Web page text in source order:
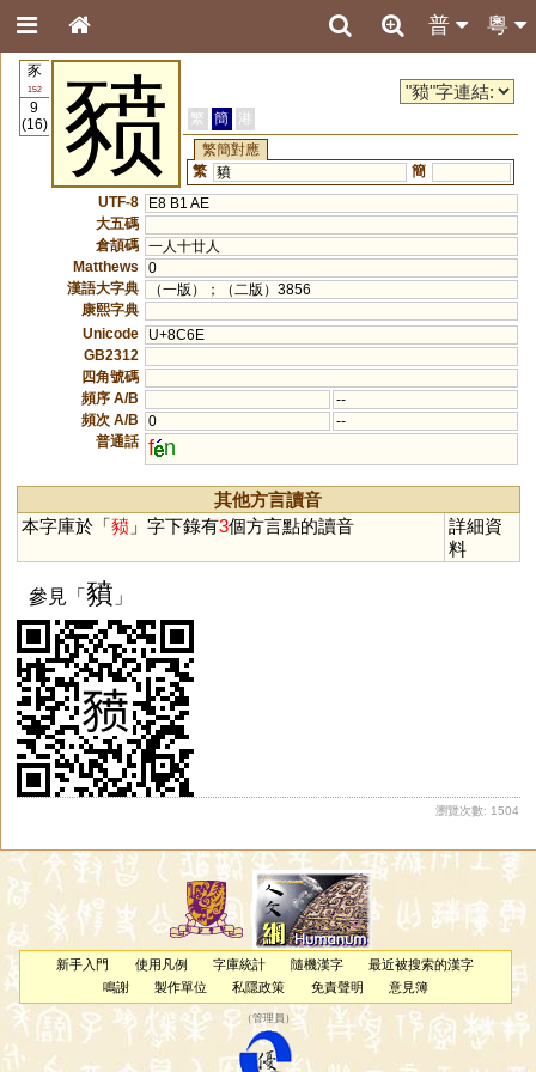
粵
普
豕
152
9
(16)
豮 繁 簡
港
繁簡對應
繁 豶
簡
UTF-8
E8 B1 AE
大五碼
倉頡碼 一人十廿人
Matthews
0
漢語大字典
（一版）；（二版）3856
康熙字典
Unicode
U+8C6E
GB2312
四角號碼
頻序 A/B
--
頻次 A/B
0
--
普通話 f n
其他方言讀音
本字庫於「豮」字下錄有3個方言點的讀音
詳細資
料
參見「豶 」
瀏覽次數: 1504
新手入門 使用凡例 字庫統計 隨機漢字
最近被搜索的漢字
鳴謝
製作單位 私隱政策 免責聲明 意見簿
（管理員 ）